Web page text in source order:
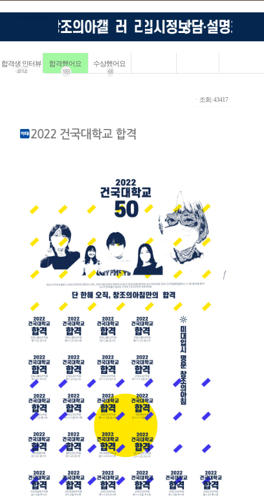
합격생 인터뷰
4114
합격했어요
183
수상했어요
68
ㆍ조회: 43417
2022 건국대학교 합격